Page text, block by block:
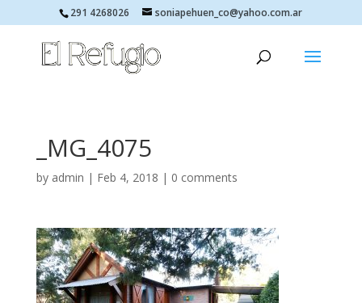
291 4268026 soniapehuen_co@yahoo.com.ar
_MG_4075
by admin | Feb 4, 2018 | 0 comments